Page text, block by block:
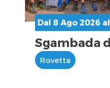
Dal 8 Ago 2026
Sgambada
Rovetta